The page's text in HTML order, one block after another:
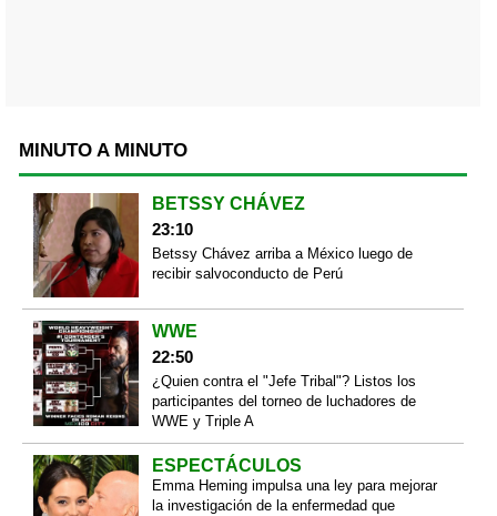
MINUTO A MINUTO
BETSSY CHÁVEZ
23:10
Betssy Chávez arriba a México luego de
recibir salvoconducto de Perú
WWE
22:50
¿Quien contra el "Jefe Tribal"? Listos los
participantes del torneo de luchadores de
WWE y Triple A
ESPECTÁCULOS
Emma Heming impulsa una ley para mejorar
la investigación de la enfermedad que